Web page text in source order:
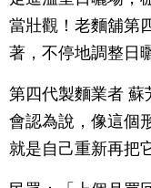
當壯觀！老麵舖第
著，不停地調整日
第四代製麵業者 蘇
會認為說，像這個
就是自己重新再把